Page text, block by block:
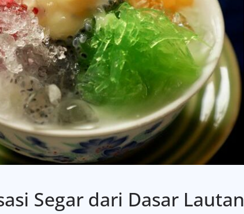
Segar dari Dasar Lautan